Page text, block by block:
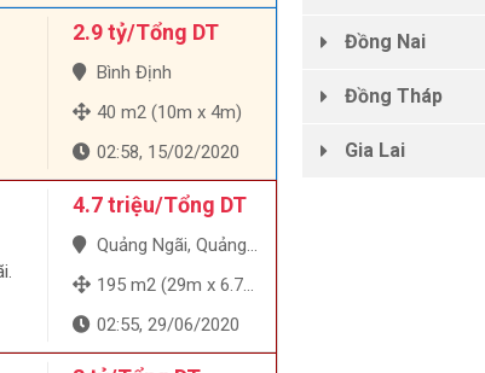
Đồng Nai
Đồng Tháp
Gia Lai
2.9 tỷ/Tổng DT
Bình Định
40 m2 (10m x 4m)
02:58, 15/02/2020
4.7 triệu/Tổng DT
Quảng Ngãi, Quảng Ngãi
195 m2 (29m x 6.7m)
02:55, 29/06/2020